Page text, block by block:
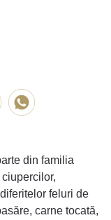
din familia
feluri de
carne tocată,